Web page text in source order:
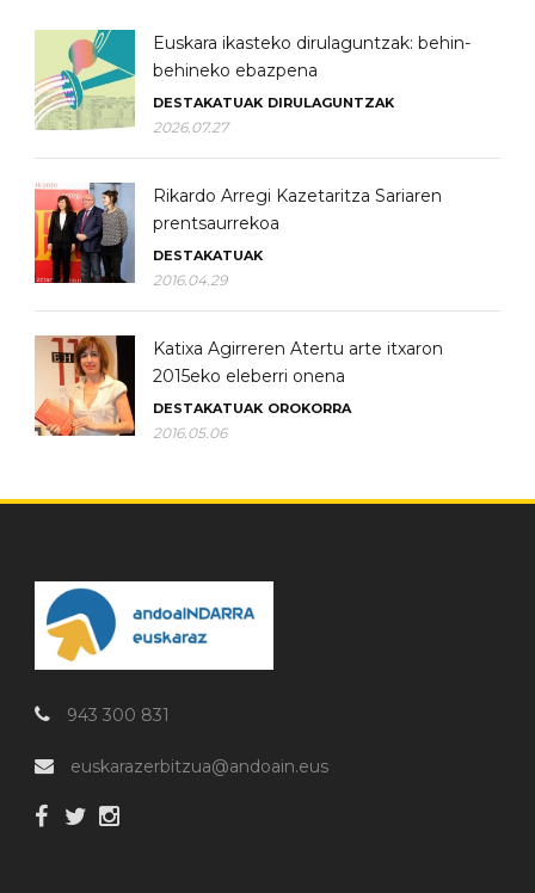
Euskara ikasteko dirulaguntzak: behin-
behineko ebazpena
DESTAKATUAK DIRULAGUNTZAK
2026.07.27
Rikardo Arregi Kazetaritza Sariaren
prentsaurrekoa
DESTAKATUAK
2016.04.29
Katixa Agirreren Atertu arte itxaron
2015eko eleberri onena
DESTAKATUAK OROKORRA
2016.05.06
943 300 831
euskarazerbitzua@andoain.eus